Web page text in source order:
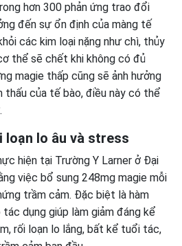
hơn 300 phản ứng trao đổi
đến sự ổn định của màng tế
các kim loại nặng như chì, thủy
thể sẽ chết khi không có đủ
magie thấp cũng sẽ ảnh hưởng
của tế bào, điều này có thể
loạn lo âu và stress
hiện tại Trường Y Larner ở Đại
việc bổ sung 248mg magie mỗi
trầm cảm. Đặc biệt là hàm
dụng giúp làm giảm đáng kể
rối loạn lo lắng, bất kể tuổi tác,